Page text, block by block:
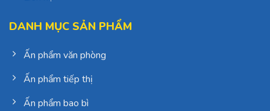
DANH MỤC SẢN PHẨM
Ấn phẩm văn phòng
Ấn phẩm tiếp thị
Ấn phẩm bao bì